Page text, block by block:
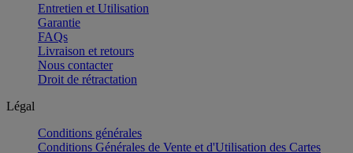
Entretien et Utilisation
Garantie
FAQs
Livraison et retours
Nous contacter
Droit de rétractation
Légal
Conditions générales
Conditions Générales de Vente et d'Utilisation des Cartes